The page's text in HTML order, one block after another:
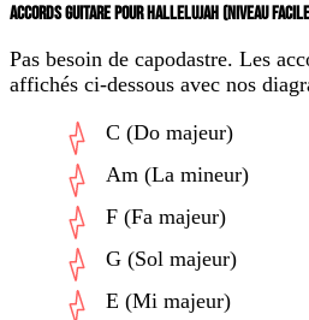
ACCORDS GUITARE POUR HALLELUJAH (NIVEAU
Pas besoin de capodastre. Les
affichés ci-dessous avec nos
C (Do majeur)
Am (La mineur)
F (Fa majeur)
G (Sol majeur)
E (Mi majeur)